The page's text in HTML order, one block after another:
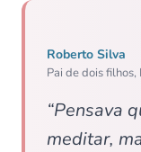
Roberto Silva
Pai de dois filhos,
“Pensava
meditar,